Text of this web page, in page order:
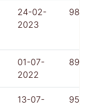
24-02-
2023
980
01-07-
2022
899
13-07-
953